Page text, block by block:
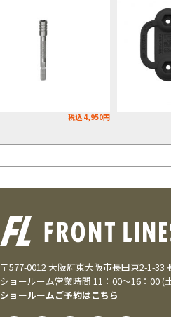
税込 4,950円
〒577-0012 大阪府東大阪市長田東2-1-33
ショールーム営業時間 11：00～16：00 (
ショールームご予約はこちら